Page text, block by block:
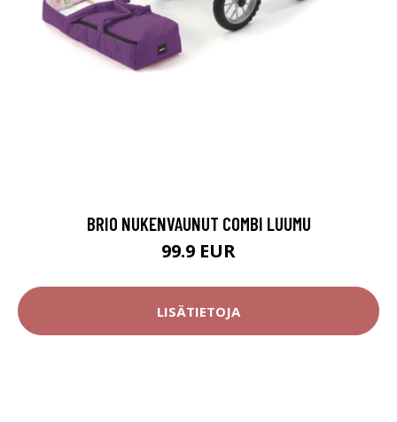
BRIO NUKENVAUNUT COMBI LUUMU
99.9 EUR
LISÄTIETOJA